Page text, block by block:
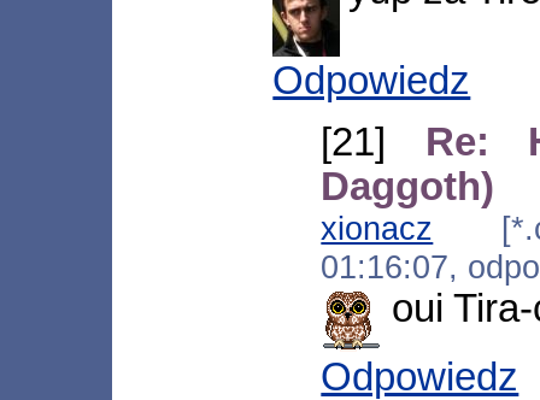
Odpowiedz
[21] Re:
Daggoth)
xionacz
01:16:07,
oui
Odpowiedz